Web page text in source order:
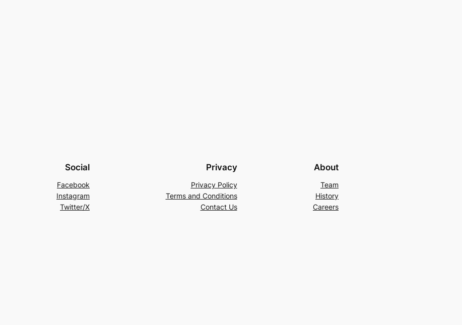
About
Team
History
Careers
Privacy
Privacy Policy
Terms and Conditions
Contact Us
Social
Facebook
Instagram
Twitter/X